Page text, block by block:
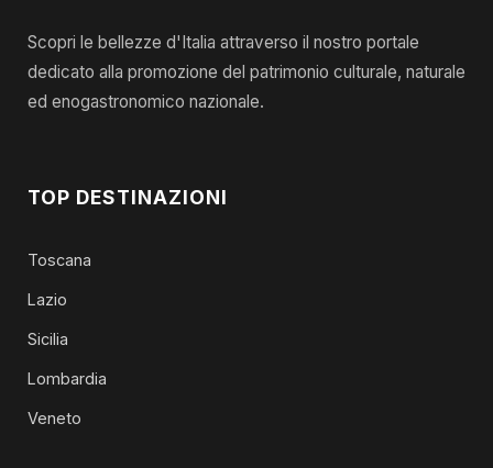
Scopri le bellezze d'Italia attraverso il nostro portale
dedicato alla promozione del patrimonio culturale, naturale
ed enogastronomico nazionale.
TOP DESTINAZIONI
Toscana
Lazio
Sicilia
Lombardia
Veneto